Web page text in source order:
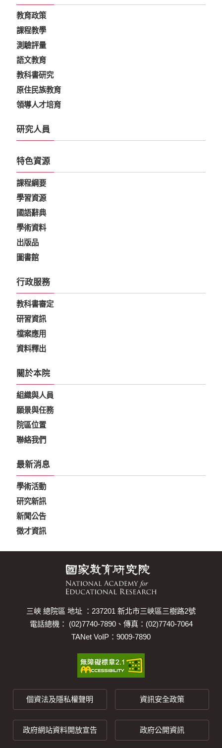
教育政策
課程教學
測驗評量
語文教育
教科書研究
原住民族教育
領導人才培育
研究人員
特色資源
課程綱要
學習資源
國語辭典
學術資料
出版品
圖書館
行政服務
教科書審定
研習資訊
檔案應用
資料釋出
關於本院
組織與人員
願景與任務
院區位置
聯絡我們
最新消息
學術活動
研究新訊
新聞公告
徵才資訊
三峽 總院區 地址 ：237201 新北市三峽區三樹路2號
電話總機： (02)7740-7890、傳真：(02)7740-7064
TANet VoIP：9009-7890
個資法及隱私權聲明 資訊安全政策
政府網站資料開放宣告 政府公開資訊